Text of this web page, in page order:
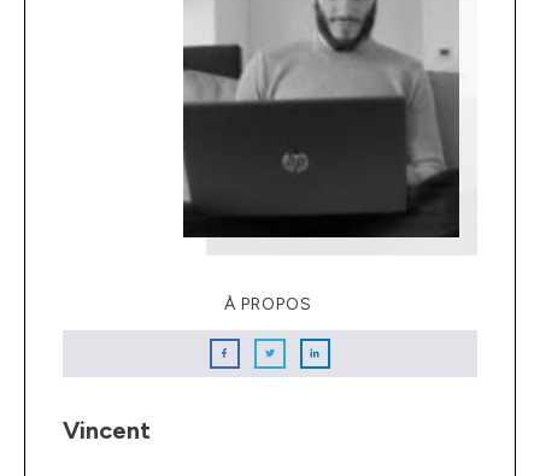
À PROPOS
Vincent